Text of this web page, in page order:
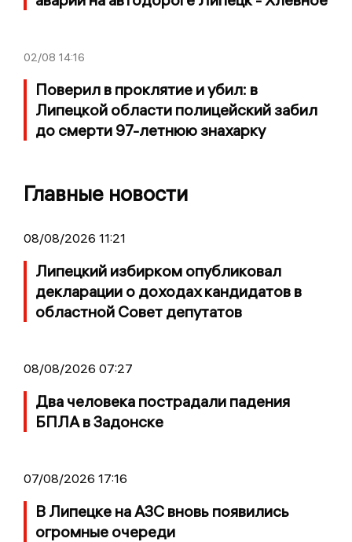
02/08 14:16
Поверил в проклятие и убил: в
Липецкой области полицейский забил
до смерти 97-летнюю знахарку
Главные новости
08/08/2026 11:21
Липецкий избирком опубликовал
декларации о доходах кандидатов в
областной Совет депутатов
08/08/2026 07:27
Два человека пострадали падения
БПЛА в Задонске
07/08/2026 17:16
В Липецке на АЗС вновь появились
огромные очереди